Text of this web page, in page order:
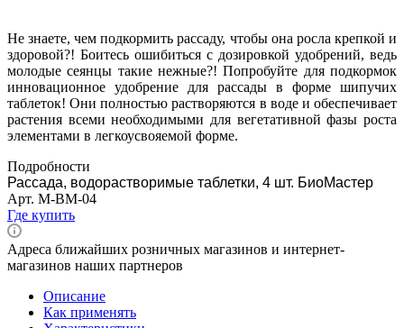
Не знаете, чем подкормить рассаду, чтобы она росла крепкой и
здоровой?! Боитесь ошибиться с дозировкой удобрений, ведь
молодые сеянцы такие нежные?! Попробуйте для подкормок
инновационное удобрение для рассады в форме шипучих
таблеток! Они полностью растворяются в воде и обеспечивает
растения всеми необходимыми для вегетативной фазы роста
элементами в легкоусвояемой форме.
Подробности
Рассада, водорастворимые таблетки, 4 шт. БиоМастер
Арт. M-BM-04
Где купить
Адреса ближайших розничных магазинов и интернет-
магазинов наших партнеров
Описание
Как применять